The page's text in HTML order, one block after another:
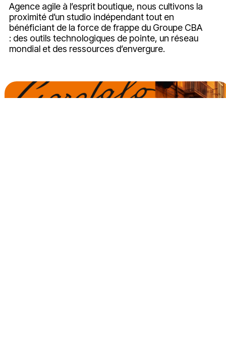
Agence agile à l’esprit boutique, nous cultivons la
proximité d’un studio indépendant tout en
bénéficiant de la force de frappe du Groupe CBA
: des outils technologiques de pointe, un réseau
mondial et des ressources d’envergure.